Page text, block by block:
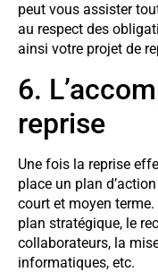
peut vous assister
au respect des
ainsi votre projet de
6.
reprise
Une fois la reprise
place un plan
court et moyen terme.
plan stratégique, le
collaborateurs, la
informatiques, etc.